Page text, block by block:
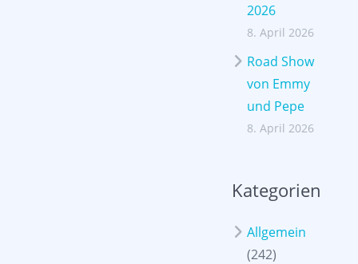
2026
8. April 2026
Road Show
von Emmy
und Pepe
8. April 2026
Kategorien
Allgemein
(242)